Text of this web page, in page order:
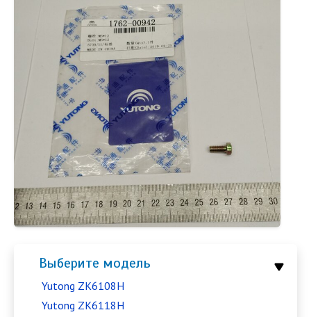
Выберите модель
Yutong ZK6108H
Yutong ZK6118H